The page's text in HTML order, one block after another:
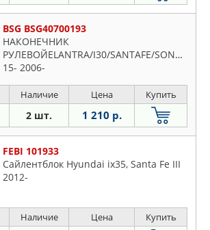
BSG BSG40700193
НАКОНЕЧНИК
РУЛЕВОЙELANTRA/I30/SANTAFE/SONATA/
15- 2006-
Наличие Цена Купить
2 шт. 1 210 р.
FEBI 101933
Сайлентблок Hyundai ix35, Santa Fe III
2012-
Наличие Цена Купить